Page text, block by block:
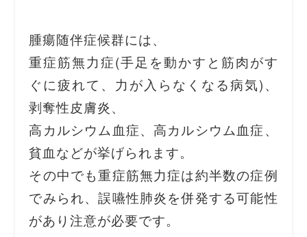
腫瘍随伴症候群には、
重症筋無力症(手足を動かすと筋肉がす
ぐに疲れて、力が入らなくなる病気)、
剥奪性皮膚炎、
高カルシウム血症、高カルシウム血症、
貧血などが挙げられます。
その中でも重症筋無力症は約半数の症例
でみられ、誤嚥性肺炎を併発する可能性
があり注意が必要です。